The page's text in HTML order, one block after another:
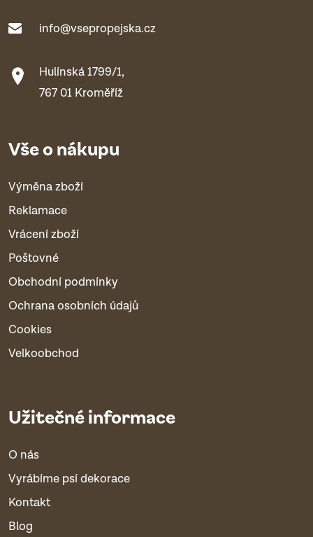
info@vsepropejska.cz
Hulínská 1799/1,
767 01 Kroměříž
Vše o nákupu
Výměna zboží
Reklamace
Vrácení zboží
Poštovné
Obchodní podmínky
Ochrana osobních údajů
Cookies
Velkoobchod
Užitečné informace
O nás
Vyrábíme psí dekorace
Kontakt
Blog